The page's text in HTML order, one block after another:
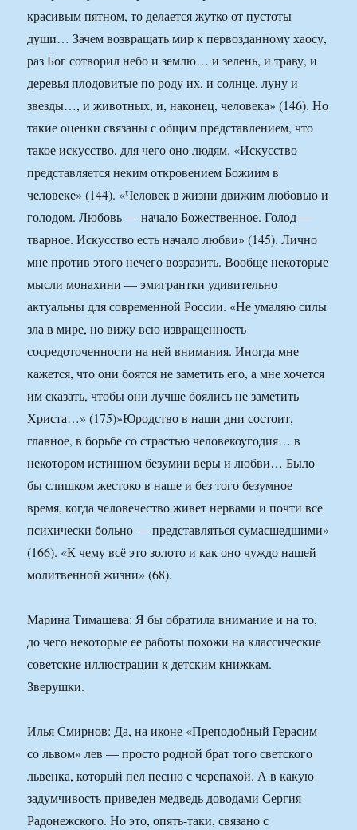
красивым пятном, то делается жутко от пустоты
души… Зачем возвращать мир к первозданному хаосу,
раз Бог сотворил небо и землю… и зелень, и траву, и
деревья плодовитые по роду их, и солнце, луну и
звезды…, и животных, и, наконец, человека» (146). Но
такие оценки связаны с общим представлением, что
такое искусство, для чего оно людям. «Искусство
представляется неким откровением Божиим в
человеке» (144). «Человек в жизни движим любовью и
голодом. Любовь — начало Божественное. Голод —
тварное. Искусство есть начало любви» (145). Лично
мне против этого нечего возразить. Вообще некоторые
мысли монахини — эмигрантки удивительно
актуальны для современной России. «Не умаляю силы
зла в мире, но вижу всю извращенность
сосредоточенности на ней внимания. Иногда мне
кажется, что они боятся не заметить его, а мне хочется
им сказать, чтобы они лучше боялись не заметить
Христа…» (175)»Юродство в наши дни состоит,
главное, в борьбе со страстью человекоугодия… в
некотором истинном безумии веры и любви… Было
бы слишком жестоко в наше и без того безумное
время, когда человечество живет нервами и почти все
психически больно — представляться сумасшедшими»
(166). «К чему всё это золото и как оно чуждо нашей
молитвенной жизни» (68).
Марина Тимашева: Я бы обратила внимание и на то,
до чего некоторые ее работы похожи на классические
советские иллюстрации к детским книжкам.
Зверушки.
Илья Смирнов: Да, на иконе «Преподобный Герасим
со львом» лев — просто родной брат того светского
львенка, который пел песню с черепахой. А в какую
задумчивость приведен медведь доводами Сергия
Радонежского. Но это, опять-таки, связано с